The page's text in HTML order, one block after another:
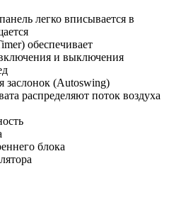
легко вписывается в
обеспечивает
и выключения
заслонок (Autoswing)
распределяют поток воздуха
блока